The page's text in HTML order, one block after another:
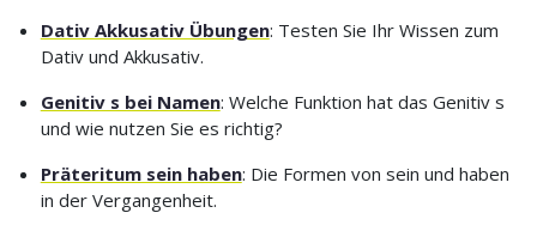
Dativ Akkusativ Übungen: Testen Sie Ihr Wissen zum
Dativ und Akkusativ.
Genitiv s bei Namen: Welche Funktion hat das Genitiv s
und wie nutzen Sie es richtig?
Präteritum sein haben: Die Formen von sein und haben
in der Vergangenheit.